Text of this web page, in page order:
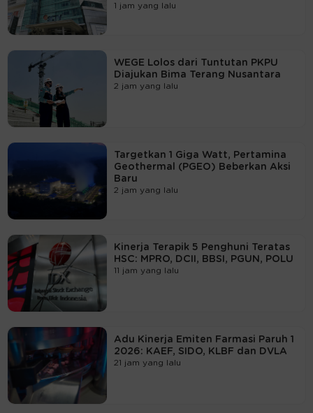
1 jam yang lalu
WEGE Lolos dari Tuntutan PKPU
Diajukan Bima Terang Nusantara
2 jam yang lalu
Targetkan 1 Giga Watt, Pertamina
Geothermal (PGEO) Beberkan Aksi
Baru
2 jam yang lalu
Kinerja Terapik 5 Penghuni Teratas
HSC: MPRO, DCII, BBSI, PGUN, POLU
11 jam yang lalu
Adu Kinerja Emiten Farmasi Paruh 1
2026: KAEF, SIDO, KLBF dan DVLA
21 jam yang lalu